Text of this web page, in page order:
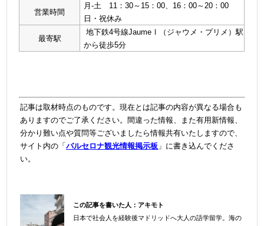
営業時間
月‐土 11：30～15：00、16：00～20：00
日・祝休み
最寄駅
地下鉄4号線JaumeⅠ（ジャウメ・プリメ）駅
から徒歩5分
記事は取材時点のものです。現在とは記事の内容が異なる場合も
ありますのでご了承ください。間違った情報、また有用新情報、
分かり難い点や質問等ございましたら情報共有いたしますので、
サイト内の「バルセロナ観光情報掲示板 」に書き込んでくださ
い。
この記事を書いた人： アキモト
日本で社会人を経験後マドリッドへ大人の語学留学。海の